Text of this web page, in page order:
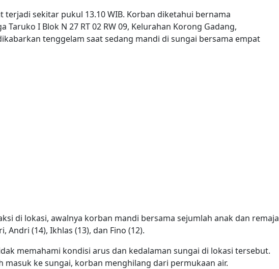
terjadi sekitar pukul 13.10 WIB. Korban diketahui bernama
Taruko I Blok N 27 RT 02 RW 09, Kelurahan Korong Gadang,
tenggelam saat sedang mandi di sungai bersama empat
di lokasi, awalnya korban mandi bersama sejumlah anak dan remaja
Andri (14), Ikhlas (13), dan Fino (12).
memahami kondisi arus dan kedalaman sungai di lokasi tersebut.
masuk ke sungai, korban menghilang dari permukaan air.